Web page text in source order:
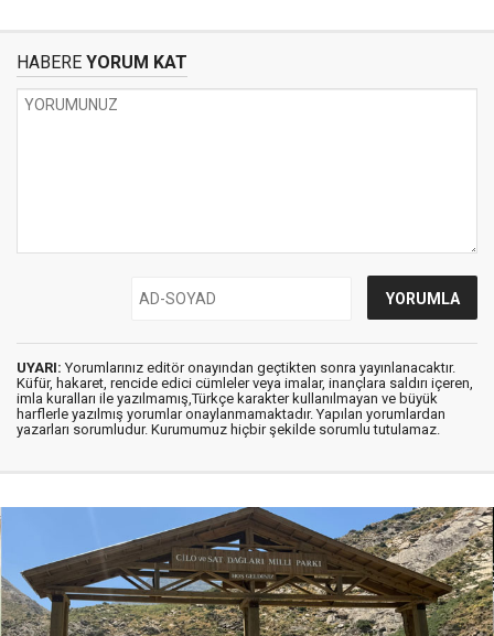
HABERE YORUM KAT
UYARI: Yorumlarınız editör onayından geçtikten sonra yayınlanacaktır.
Küfür, hakaret, rencide edici cümleler veya imalar, inançlara saldırı içeren,
imla kuralları ile yazılmamış,Türkçe karakter kullanılmayan ve büyük
harflerle yazılmış yorumlar onaylanmamaktadır. Yapılan yorumlardan
yazarları sorumludur. Kurumumuz hiçbir şekilde sorumlu tutulamaz.